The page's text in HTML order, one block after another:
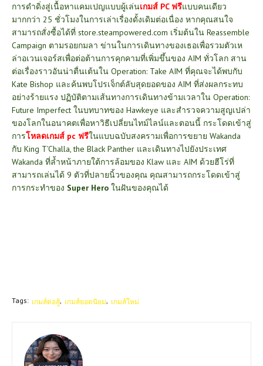
การดำดิ่งสู่เนื้อหาแคมเปญแบบผู้เล่นเกมส์ PC ฟรีแบบคนเดียว
มากกว่า 25 ชั่วโมงในการเล่าเรื่องดั้งเดิมต่อเนื่อง หากคุณสนใจ
สามารถสั่งซื้อได้ที่ store.steampowered.com เริ่มต้นใน Reassemble
Campaign ตามรอยกมลา ข่านในการเดินทางของเธอเพื่อรวมตัวเห
ล่าอเวนเจอร์สเพื่อต่อต้านการคุกคามที่เพิ่มขึ้นของ AIM ทั่วโลก สาน
ต่อเรื่องราวอันน่าตื่นเต้นใน Operation: Take AIM ที่คุณจะได้พบกับ
Kate Bishop และค้นพบโปรเจ็กต์ลับสุดยอดของ AIM ที่ส่งผลกระทบ
อย่างร้ายแรง ปฏิบัติตามเส้นทางการเดินทางข้ามเวลาใน Operation:
Future Imperfect ในบทบาทของ Hawkeye และสำรวจความสูญเปล่า
ของโลกในอนาคตเพื่อหาวิธีเปลี่ยนไทม์ไลน์และตอนนี้ กระโดดเข้าสู่
การโหลดเกมส์ pc ฟรีในแบบฉบับสงครามเพื่อการขยาย Wakanda
กับ King T’Challa, the Black Panther และเดินทางไปยังประเทศ
Wakanda ที่ล้ำหน้าภายใต้การล้อมของ Klaw และ AIM ด้วยฮีโร่ที่
สามารถเล่นได้ 9 ตัวที่ปลายนิ้วของคุณ คุณสามารถกระโดดเข้าสู่
การกระทำของ Super Hero ในฝันของคุณได้
Tags: เกมส์ต่อสู้ เกมส์ยอดนิยม เกมส์ใหม่